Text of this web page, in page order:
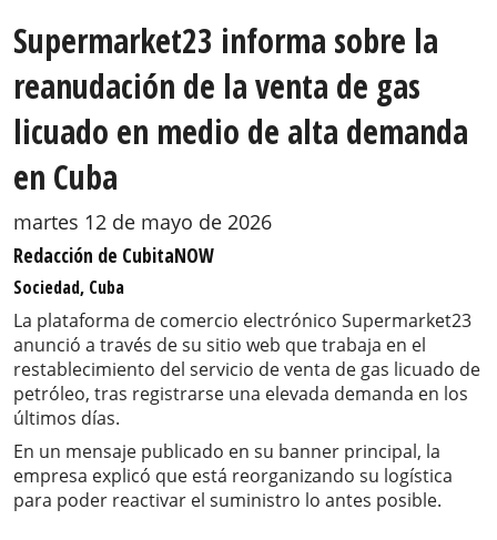
Supermarket23 informa sobre la
reanudación de la venta de gas
licuado en medio de alta demanda
en Cuba
martes 12 de mayo de 2026
Redacción de CubitaNOW
Sociedad, Cuba
La plataforma de comercio electrónico Supermarket23
anunció a través de su sitio web que trabaja en el
restablecimiento del servicio de venta de gas licuado de
petróleo, tras registrarse una elevada demanda en los
últimos días.
En un mensaje publicado en su banner principal, la
empresa explicó que está reorganizando su logística
para poder reactivar el suministro lo antes posible.